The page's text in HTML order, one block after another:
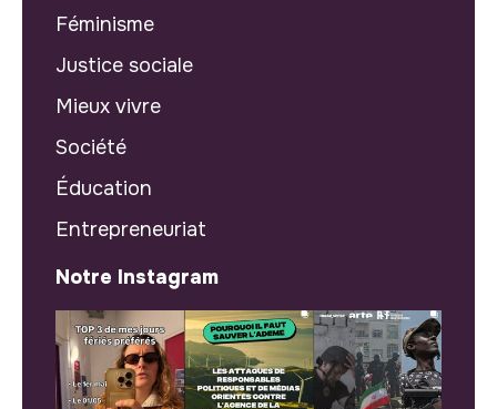
Féminisme
Justice sociale
Mieux vivre
Société
Éducation
Entrepreneuriat
Notre Instagram